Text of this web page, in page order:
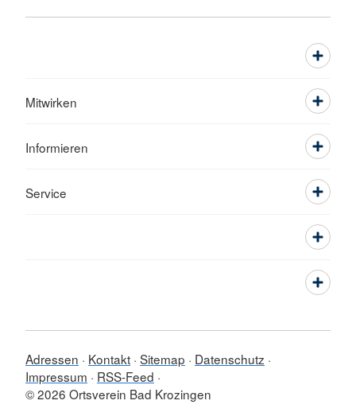
Mitwirken
Informieren
Service
Adressen Kontakt Sitemap
Datenschutz
Impressum
RSS-Feed
© 2026 Ortsverein Bad Krozingen